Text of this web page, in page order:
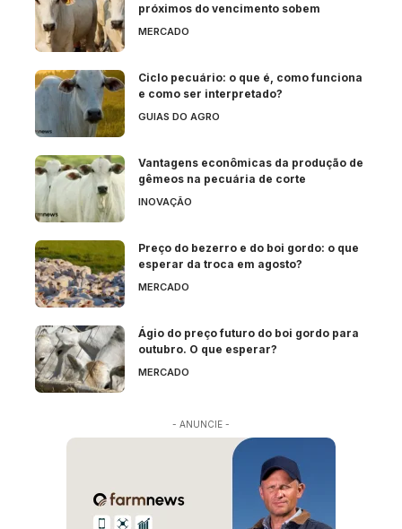
próximos do vencimento sobem
MERCADO
Ciclo pecuário: o que é, como funciona
e como ser interpretado?
GUIAS DO AGRO
Vantagens econômicas da produção de
gêmeos na pecuária de corte
INOVAÇÃO
Preço do bezerro e do boi gordo: o que
esperar da troca em agosto?
MERCADO
Ágio do preço futuro do boi gordo para
outubro. O que esperar?
MERCADO
- ANUNCIE -